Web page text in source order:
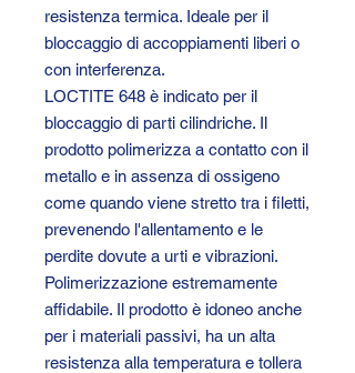
resistenza termica. Ideale per il
bloccaggio di accoppiamenti liberi o
con interferenza.
LOCTITE 648 è indicato per il
bloccaggio di parti cilindriche. Il
prodotto polimerizza a contatto con il
metallo e in assenza di ossigeno
come quando viene stretto tra i filetti,
prevenendo l'allentamento e le
perdite dovute a urti e vibrazioni.
Polimerizzazione estremamente
affidabile. Il prodotto è idoneo anche
per i materiali passivi, ha un alta
resistenza alla temperatura e tollera